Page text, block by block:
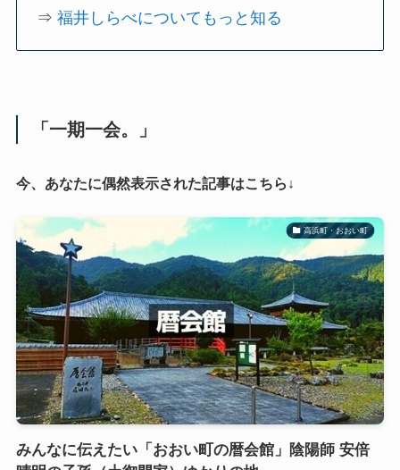
⇒福井しらべについてもっと知る
「一期一会。」
今、あなたに偶然表示された記事はこちら↓
高浜町・おおい町
みんなに伝えたい「おおい町の暦会館」陰陽師 安倍